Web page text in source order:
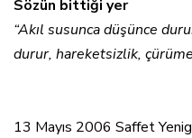
Sözün bittiği yer
“Akıl susunca düşünce
durur, hareketsizlik,
13 Mayıs 2006 Saffet